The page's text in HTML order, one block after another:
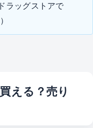
ラッグストアで
える？売り